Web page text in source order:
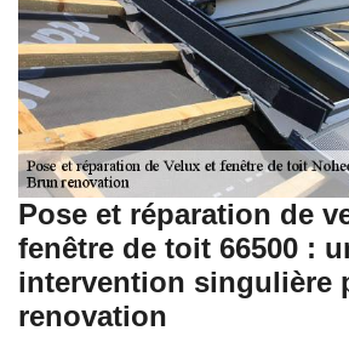
Pose et réparation de
fenêtre de toit 66500 :
intervention singulière
renovation